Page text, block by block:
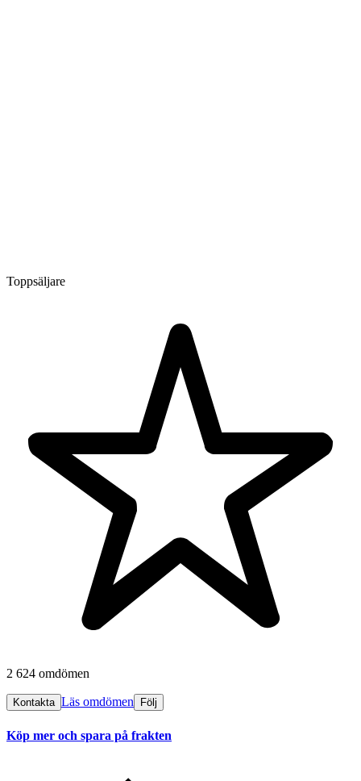
Toppsäljare
2 624 omdömen
Kontakta Läs omdömen Följ
Köp mer och spara på frakten